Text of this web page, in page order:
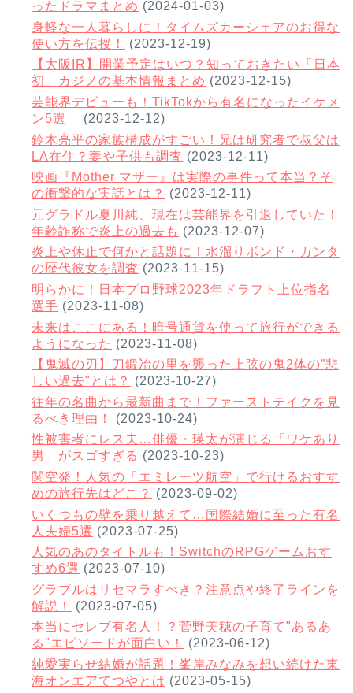
ったドラマまとめ (2024-01-03)
身軽な一人暮らしに！タイムズカーシェアのお得な
使い方を伝授！
(2023-12-19)
【大阪IR】開業予定はいつ？知っておきたい「日本
初」カジノの基本情報まとめ (2023-12-15)
芸能界デビューも！TikTokから有名になったイケメ
ン5選
(2023-12-12)
鈴木亮平の家族構成がすごい！兄は研究者で叔父は
LA在住？妻や子供も調査 (2023-12-11)
映画『Mother マザー』は実際の事件って本当？そ
の衝撃的な実話とは？
(2023-12-11)
元グラドル夏川純、現在は芸能界を引退していた！
年齢詐称で炎上の過去も (2023-12-07)
炎上や休止で何かと話題に！水溜りボンド・カンタ
の歴代彼女を調査 (2023-11-15)
明らかに！日本プロ野球2023年ドラフト上位指名
選手 (2023-11-08)
未来はここにある！暗号通貨を使って旅行ができる
ようになった (2023-11-08)
【鬼滅の刃】刀鍛冶の里を襲った上弦の鬼2体の”悲
しい過去"とは？
(2023-10-27)
往年の名曲から最新曲まで！ファーストテイクを見
るべき理由！
(2023-10-24)
性被害者にレス夫…俳優・瑛太が演じる「ワケあり
男」がスゴすぎる (2023-10-23)
関空発！人気の「エミレーツ航空」で行けるおすす
めの旅行先はどこ？
(2023-09-02)
いくつもの壁を乗り越えて…国際結婚に至った有名
人夫婦5選 (2023-07-25)
人気のあのタイトルも！SwitchのRPGゲームおす
すめ6選 (2023-07-10)
グラブルはリセマラすべき？注意点や終了ラインを
解説！
(2023-07-05)
本当にセレブ有名人！？菅野美穂の子育て"あるあ
る"エピソードが面白い！
(2023-06-12)
純愛実らせ結婚が話題！峯岸みなみを想い続けた東
海オンエアてつやとは (2023-05-15)